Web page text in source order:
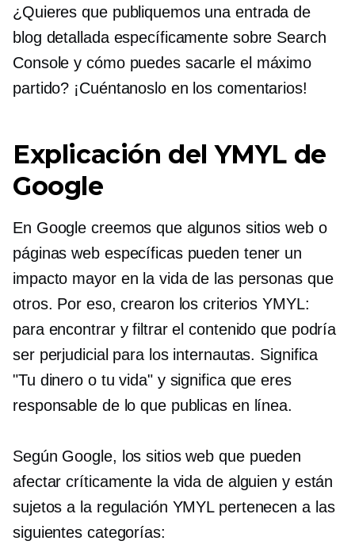
¿Quieres que publiquemos una entrada de
blog detallada específicamente sobre Search
Console y cómo puedes sacarle el máximo
partido? ¡Cuéntanoslo en los comentarios!
Explicación del YMYL de
Google
En Google creemos que algunos sitios web o
páginas web específicas pueden tener un
impacto mayor en la vida de las personas que
otros. Por eso, crearon los criterios YMYL:
para encontrar y filtrar el contenido que podría
ser perjudicial para los internautas. Significa
"Tu dinero o tu vida" y significa que eres
responsable de lo que publicas en línea.
Según Google, los sitios web que pueden
afectar críticamente la vida de alguien y están
sujetos a la regulación YMYL pertenecen a las
siguientes categorías: